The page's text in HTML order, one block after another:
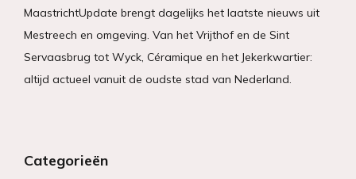
MaastrichtUpdate brengt dagelijks het laatste nieuws uit
Mestreech en omgeving. Van het Vrijthof en de Sint
Servaasbrug tot Wyck, Céramique en het Jekerkwartier:
altijd actueel vanuit de oudste stad van Nederland.
Categorieën